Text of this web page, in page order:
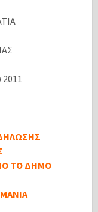
2011
ΤΟ ΔΗΜΟ